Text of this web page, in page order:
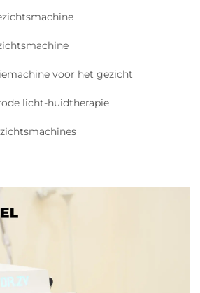
voor het gezicht
licht-huidtherapie